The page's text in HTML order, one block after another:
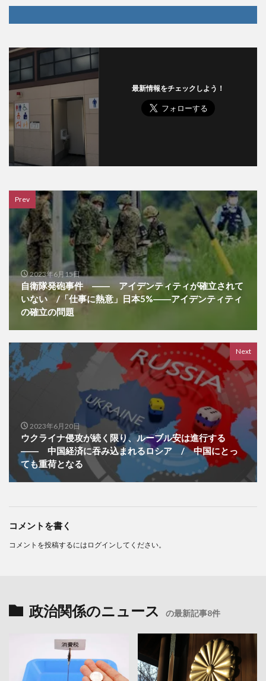
最新情報をチェックしよう！
Prev
2023年6月15日
自衛隊発砲事件 ―― アイデンティティが確立されて
いない /「仕事に熱意」日本5%――アイデンティティ
の確立の問題
Next
2023年6月20日
ウクライナ侵攻が続く限り、ルーブル安は進行する
―― 中国経済に吞み込まれるロシア / 中国にとっ
ても重荷となる
コメントを書く
コメントを投稿するには ログイン してください。
政治関係のニュース の最新記事8件